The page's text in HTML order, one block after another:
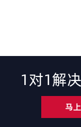
1对1解
马